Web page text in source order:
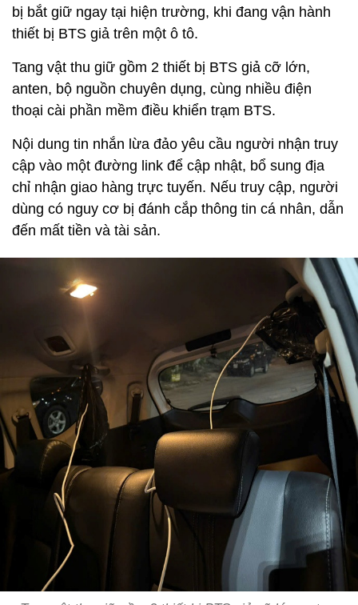
bị bắt giữ ngay tại hiện trường, khi đang vận hành
thiết bị BTS giả trên một ô tô.
Tang vật thu giữ gồm 2 thiết bị BTS giả cỡ lớn,
anten, bộ nguồn chuyên dụng, cùng nhiều điện
thoại cài phần mềm điều khiển trạm BTS.
Nội dung tin nhắn lừa đảo yêu cầu người nhận truy
cập vào một đường link để cập nhật, bổ sung địa
chỉ nhận giao hàng trực tuyến. Nếu truy cập, người
dùng có nguy cơ bị đánh cắp thông tin cá nhân, dẫn
đến mất tiền và tài sản.